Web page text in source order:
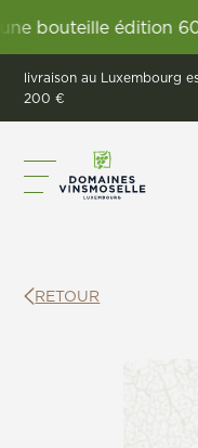
édition 60
livraison au Luxembourg
200 €
RETOUR